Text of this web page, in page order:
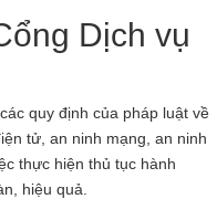
Dịch vụ
quy định của pháp luật về
tử, an ninh mạng, an ninh
thực hiện thủ tục hành
hiệu quả.